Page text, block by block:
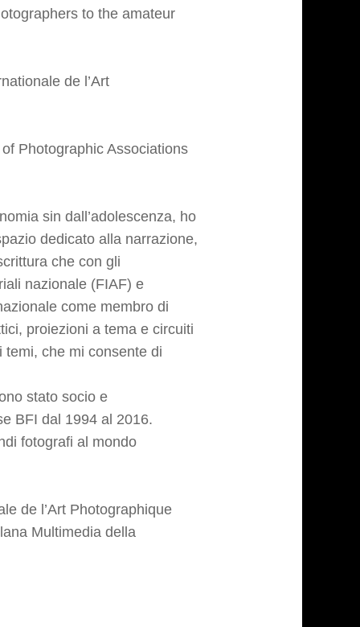
to the amateur
de l’Art
Photographic Associations
sin dall’adolescenza, ho
dedicato alla narrazione,
che con gli
nazionale (FIAF) e
come membro di
proiezioni a tema e circuiti
che mi consente di
stato socio e
BFI dal 1994 al 2016.
fotografi al mondo
de l’Art Photographique
Multimedia della